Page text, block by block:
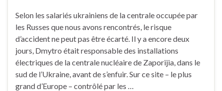
Selon les salariés ukrainiens de la centrale occupée par
les Russes que nous avons rencontrés, le risque
d’accident ne peut pas être écarté. Il y a encore deux
jours, Dmytro était responsable des installations
électriques de la centrale nucléaire de Zaporijia, dans le
sud de l’Ukraine, avant de s’enfuir. Sur ce site – le plus
grand d’Europe – contrôlé par les …